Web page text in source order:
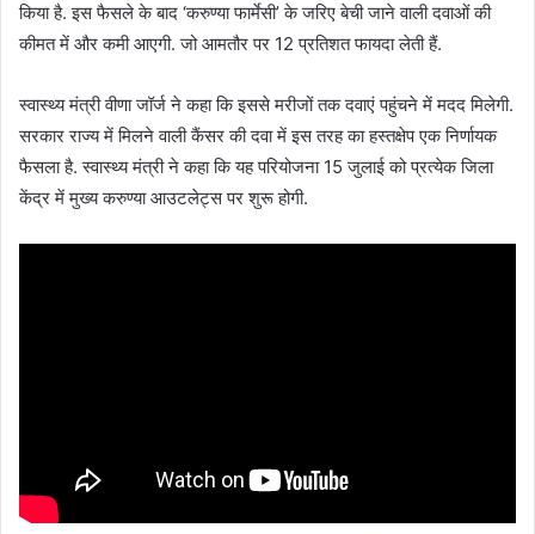
किया है. इस फैसले के बाद ‘करुण्या फार्मेसी’ के जरिए बेची जाने वाली दवाओं की
कीमत में और कमी आएगी. जो आमतौर पर 12 प्रतिशत फायदा लेती हैं.
स्वास्थ्य मंत्री वीणा जॉर्ज ने कहा कि इससे मरीजों तक दवाएं पहुंचने में मदद मिलेगी.
सरकार राज्य में मिलने वाली कैंसर की दवा में इस तरह का हस्तक्षेप एक निर्णायक
फैसला है. स्वास्थ्य मंत्री ने कहा कि यह परियोजना 15 जुलाई को प्रत्येक जिला
केंद्र में मुख्य करुण्या आउटलेट्स पर शुरू होगी.